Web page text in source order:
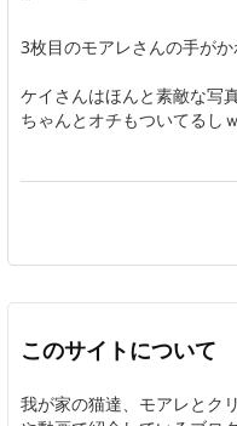
3枚目のモアレさんの手が
ケイさんはほんと素敵な写
ちゃんとオチもついてるしｗ
このサイトについて
我が家の猫達、モアレとク